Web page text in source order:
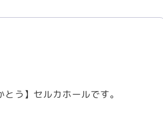
う】セルカホールです。